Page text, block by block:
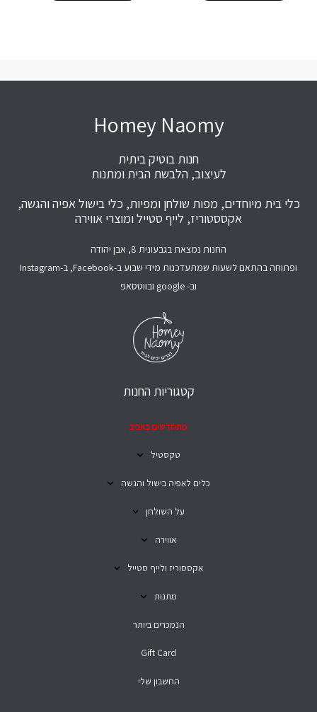
Homey Naomy
חנות בוטיק ביתית
לעיצוב, הלבשת הבית ומתנות
כלי בית מיוחדים, מפות שולחן ומפיות, כלי בישול אפיה והגשה,
אקססטוריז, לייף סטייל ומוצרי אווירה
החנות נמצאת בגבעונית 8, אבן יהודה
ופתוחה בהתאם לשעות שמתעדכנות מידי שבוע ב-Facebook, ב-Instagram
וב- google ובווטסאפ
קטגוריות החנות
מתחדשים באביב
טקסטיל
כלים לאפיה בישול והגשה
על השולחן
אווירה
אקססוריז ולייף סטייל
מתנות
הנמכרים ביותר
Gift Card
החשבון שלי